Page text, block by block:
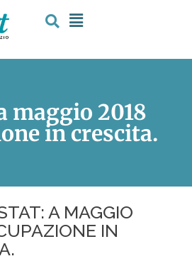
maggio 2018
in crescita.
A MAGGIO
IN